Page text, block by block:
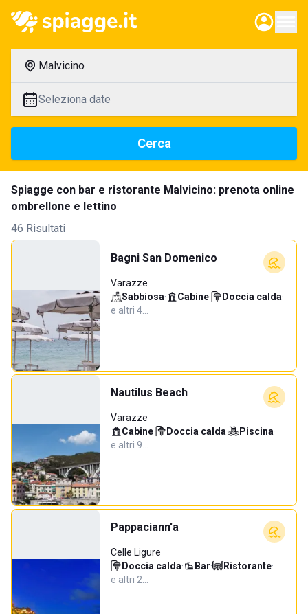
Malvicino
Seleziona date
Cerca
Spiagge con bar e ristorante Malvicino: prenota online
ombrellone e lettino
46 Risultati
Bagni San Domenico
Varazze
Sabbiosa· Cabine· Doccia calda·
e altri 4…
Nautilus Beach
Varazze
Cabine· Doccia calda· Piscina·
e altri 9…
Pappaciann'a
Celle Ligure
Doccia calda· Bar· Ristorante·
e altri 2…